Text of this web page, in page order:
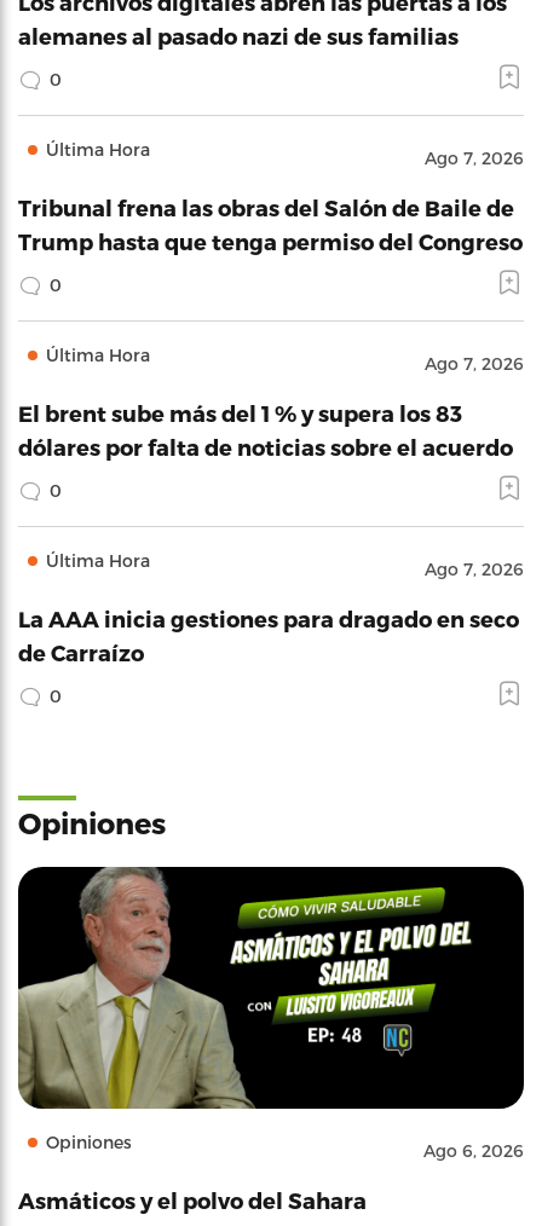
alemanes al pasado nazi de sus familias
0
Última Hora Ago 7, 2026
Tribunal frena las obras del Salón de Baile de
Trump hasta que tenga permiso del Congreso
0
Última Hora Ago 7, 2026
El brent sube más del 1 % y supera los 83
dólares por falta de noticias sobre el acuerdo
0
Última Hora Ago 7, 2026
La AAA inicia gestiones para dragado en seco
de Carraízo
0
Opiniones
Opiniones Ago 6, 2026
Asmáticos y el polvo del Sahara